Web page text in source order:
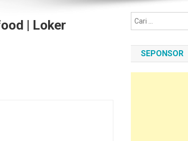
| Loker
SEPONSOR